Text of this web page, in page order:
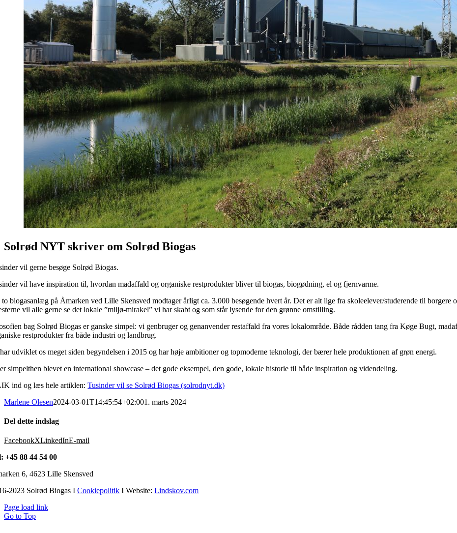
Solrød NYT skriver om Solrød Biogas
vil gerne besøge Solrød Biogas.
vil have inspiration til, hvordan madaffald og organiske restprodukter bliver til biogas, biogødning, el og fjernvarme.
to biogasanlæg på Åmarken ved Lille Skensved modtager årligt ca. 3.000 besøgende hvert år. Det er alt lige fra skoleelever/studerende til
vil alle gerne se det lokale ”miljø-mirakel” vi har skabt og som står lysende for den grønne omstilling.
bag Solrød Biogas er ganske simpel: vi genbruger og genanvender restaffald fra vores lokalområde. Både rådden tang fra Køge Bugt,
restprodukter fra både industri og landbrug.
udviklet os meget siden begyndelsen i 2015 og har høje ambitioner og topmoderne teknologi, der bærer hele produktionen af grøn energi.
simpelthen blevet en international showcase – det gode eksempel, den gode, lokale historie til både inspiration og videndeling.
ind og læs hele artiklen:Tusinder vil se Solrød Biogas (solrodnyt.dk)
Marlene Olesen2024-03-01T14:45:54+02:001. marts 2024|
Del dette indslag
FacebookXLinkedInE-mail
+45 88 44 54 00
6, 4623 Lille Skensved
2023 Solrød Biogas ICookiepolitik I Website:Lindskov.com
Page load link
Go to Top